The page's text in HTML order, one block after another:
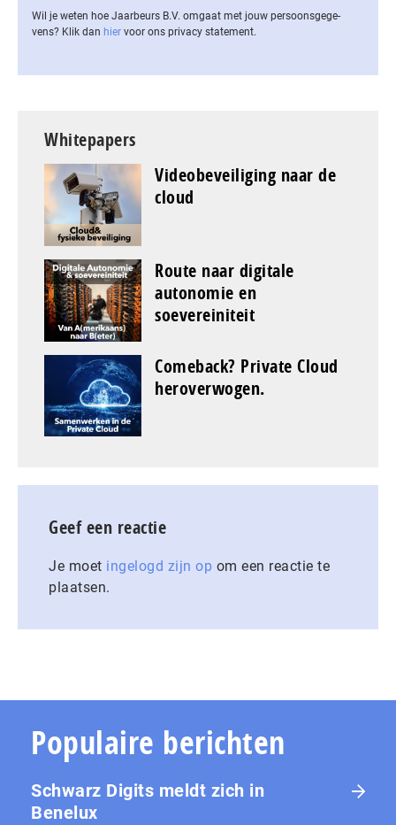
Wil je weten hoe Jaarbeurs B.V. omgaat met jouw per­soons­ge­ge­
vens? Klik dan hier voor ons privacy statement.
Whitepapers
Videobeveiliging naar de
cloud
Route naar digitale
autonomie en
soevereiniteit
Comeback? Private Cloud
heroverwogen.
Geef een reactie
Je moet ingelogd zijn op om een reactie te
plaatsen.
Populaire berichten
Schwarz Digits meldt zich in
Benelux